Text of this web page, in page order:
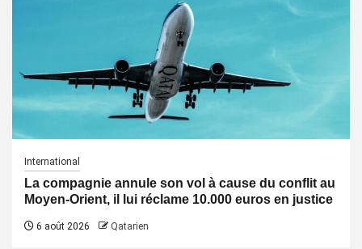
International
La compagnie annule son vol à cause du conflit au
Moyen-Orient, il lui réclame 10.000 euros en justice
6 août 2026 Qatarien